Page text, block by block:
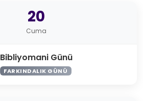
20
Cuma
Bibliyomani Günü
FARKINDALIK GÜNÜ